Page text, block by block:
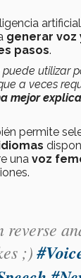
generar voz
pasos.
puede utilizar
a veces
mejor
permite
una voz
reverse
;)